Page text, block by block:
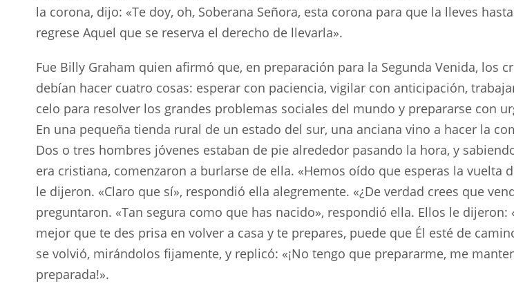
la corona, dijo: «Te doy, oh, Soberana Señora, esta corona para que la lleves
regrese Aquel que se reserva el derecho de llevarla».
Fue Billy Graham quien afirmó que, en preparación para la Segunda Venida, los
debían hacer cuatro cosas: esperar con paciencia, vigilar con anticipación,
celo para resolver los grandes problemas sociales del mundo y prepararse con
En una pequeña tienda rural de un estado del sur, una anciana vino a hacer la
Dos o tres hombres jóvenes estaban de pie alrededor pasando la hora, y
era cristiana, comenzaron a burlarse de ella. «Hemos oído que esperas la vuelta
le dijeron. «Claro que sí», respondió ella alegremente. «¿De verdad crees que
preguntaron. «Tan segura como que has nacido», respondió ella. Ellos le dijeron:
mejor que te des prisa en volver a casa y te prepares, puede que Él esté de
se volvió, mirándolos fijamente, y replicó: «¡No tengo que prepararme, me
preparada!».